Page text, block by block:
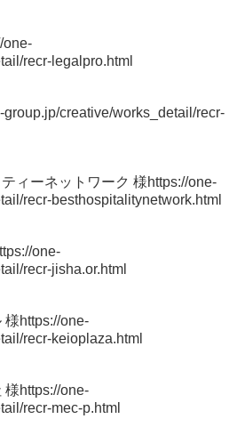
one-
recr-legalpro.html
group.jp/creative/works_detail/recr-
ィーネットワーク 様https://one-
recr-besthospitalitynetwork.html
one-
recr-jisha.or.html
様https://one-
recr-keioplaza.html
様https://one-
recr-mec-p.html